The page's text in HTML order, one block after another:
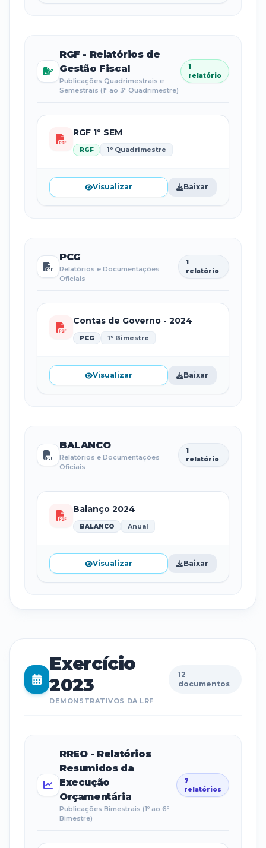
RGF - Relatórios de
Gestão Fiscal
Publicações Quadrimestrais e
Semestrais (1º ao 3º Quadrimestre)
1
relatório
RGF 1º SEM
RGF 1º Quadrimestre
Visualizar Baixar
PCG
Relatórios e Documentações
Oficiais
1
relatório
Contas de Governo - 2024
PCG 1º Bimestre
Visualizar Baixar
BALANCO
Relatórios e Documentações
Oficiais
1
relatório
Balanço 2024
BALANCO Anual
Visualizar Baixar
Exercício
2023
DEMONSTRATIVOS DA LRF
12
documentos
RREO - Relatórios
Resumidos da
Execução
Orçamentária
Publicações Bimestrais (1º ao 6º
Bimestre)
7
relatórios